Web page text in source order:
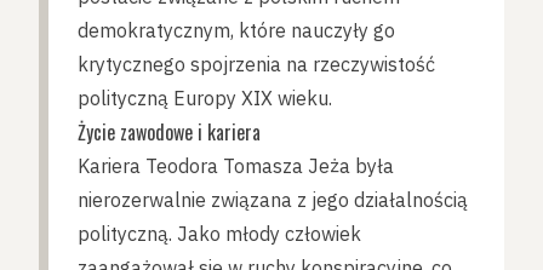
demokratycznym, które nauczyły go
krytycznego spojrzenia na rzeczywistość
polityczną Europy XIX wieku.
Życie zawodowe i kariera
Kariera Teodora Tomasza Jeża była
nierozerwalnie związana z jego działalnością
polityczną. Jako młody człowiek